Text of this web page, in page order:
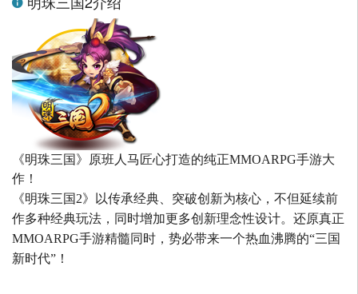
《明珠三国》原班人马匠心打造的纯正MMOARPG手游大
作！
《明珠三国2》以传承经典、突破创新为核心，不但延续前
作多种经典玩法，同时增加更多创新理念性设计。还原真正
MMOARPG手游精髓同时，势必带来一个热血沸腾的“三国
新时代”！